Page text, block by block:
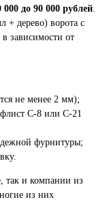
000 до 90 000 рублей
+ дерево) ворота с
зависимости от
не менее 2 мм);
С-8 или С-21
фурнитуры;
так и компании из
из них